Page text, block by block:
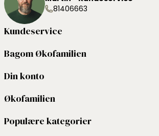
81406663
Kundeservice
Bagom Økofamilien
Din konto
Økofamilien
Populære kategorier